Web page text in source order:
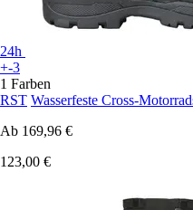
24h
+-3
1 Farben
RST Wasserfeste Cross-
Ab 169,96 €
123,00 €